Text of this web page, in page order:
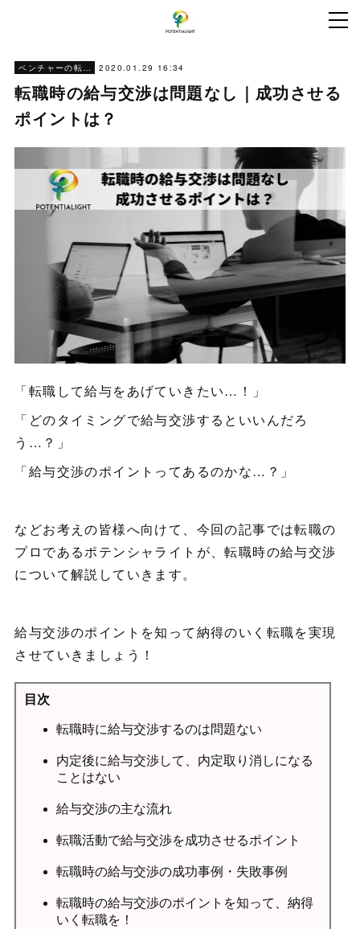
ベンチャーの転職ノウハウ 2020.01.29 16:34
転職時の給与交渉は問題なし｜成功させる
ポイントは？
「転職して給与をあげていきたい…！」
「どのタイミングで給与交渉するといいんだろ
う…？」
「給与交渉のポイントってあるのかな…？」
などお考えの皆様へ向けて、今回の記事では転職の
プロであるポテンシャライトが、転職時の給与交渉
について解説していきます。
給与交渉のポイントを知って納得のいく転職を実現
させていきましょう！